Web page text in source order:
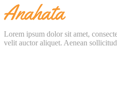
Lorem ipsum dolor sit amet,
velit auctor aliquet. Aenean